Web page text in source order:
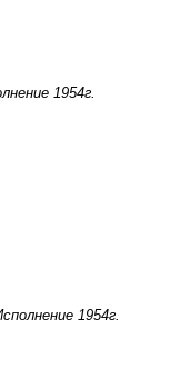
1954г.
1954г.